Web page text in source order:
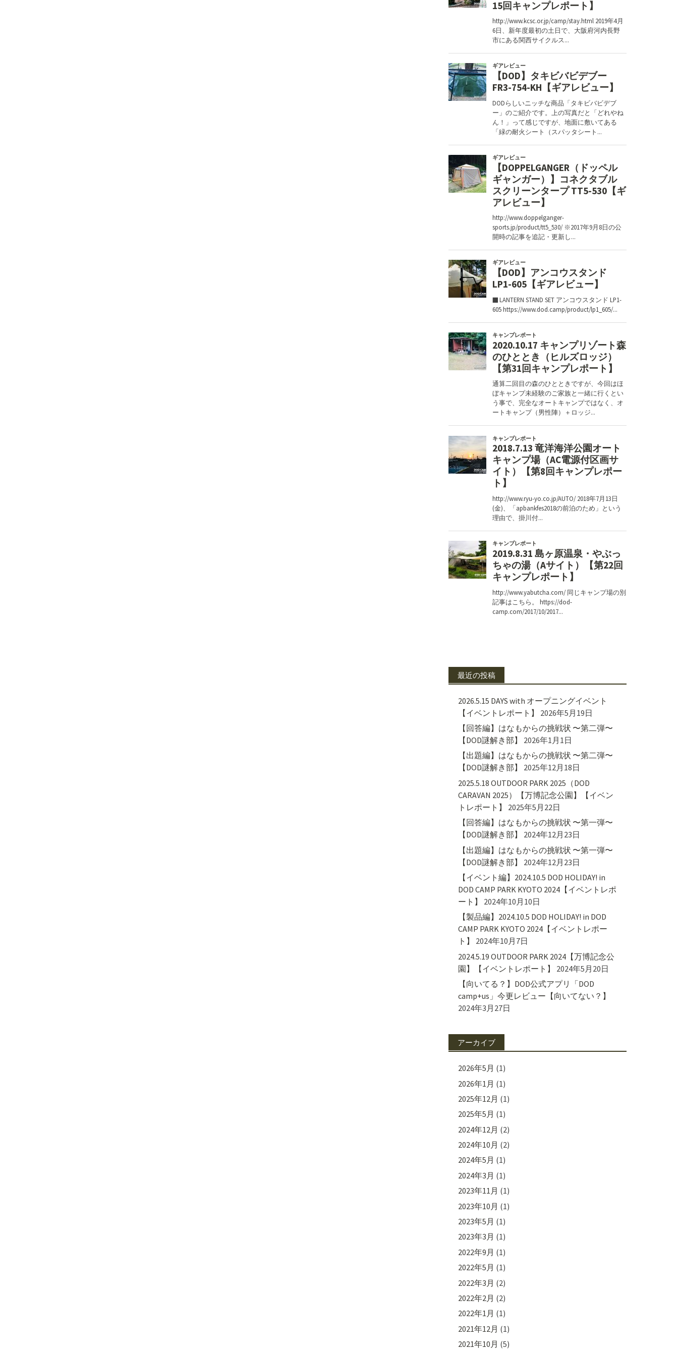
最近の投稿
2026.5.15 DAYS with オープニングイベント
【イベントレポート】
2026年5月19日
【回答編】はなもからの挑戦状 〜第二弾〜
【DOD謎解き部】
2026年1月1日
【出題編】はなもからの挑戦状 〜第二弾〜
【DOD謎解き部】
2025年12月18日
2025.5.18 OUTDOOR PARK 2025（DOD
CARAVAN 2025）【万博記念公園】【イベン
トレポート】
2025年5月22日
【回答編】はなもからの挑戦状 〜第一弾〜
【DOD謎解き部】
2024年12月23日
【出題編】はなもからの挑戦状 〜第一弾〜
【DOD謎解き部】
2024年12月23日
【イベント編】2024.10.5 DOD HOLIDAY! in
DOD CAMP PARK KYOTO 2024【イベントレポ
ート】
2024年10月10日
【製品編】2024.10.5 DOD HOLIDAY! in DOD
CAMP PARK KYOTO 2024【イベントレポー
ト】
2024年10月7日
2024.5.19 OUTDOOR PARK 2024【万博記念公
園】【イベントレポート】
2024年5月20日
【向いてる？】DOD公式アプリ「DOD
camp+us」今更レビュー【向いてない？】
2024年3月27日
アーカイブ
2026年5月 (1)
2026年1月 (1)
2025年12月 (1)
2025年5月 (1)
2024年12月 (2)
2024年10月 (2)
2024年5月 (1)
2024年3月 (1)
2023年11月 (1)
2023年10月 (1)
2023年5月 (1)
2023年3月 (1)
2022年9月 (1)
2022年5月 (1)
2022年3月 (2)
2022年2月 (2)
2022年1月 (1)
2021年12月 (1)
2021年10月 (5)